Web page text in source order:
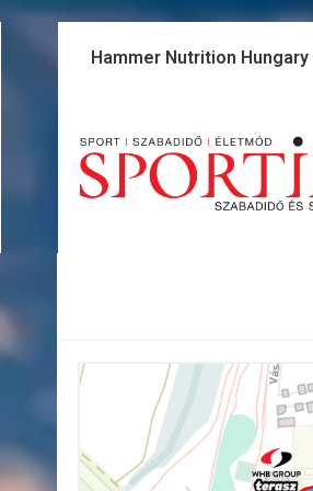
Skip
Hammer Nutrition Hungary